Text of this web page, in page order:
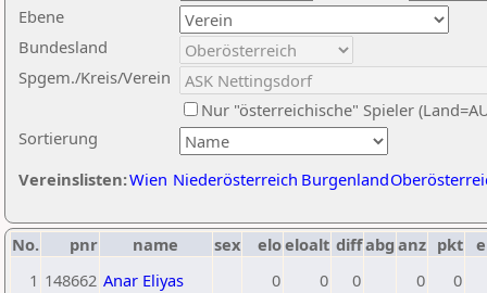
Ebene
Sortierung
Bundesland
Spgem./Kreis/Verein
Nur "österreichische" Spieler
Vereinslisten:Wien Niederösterreich Burgenland
No. pnr name sex eloeloalt diffabg anz pkt
1 148662 Anar Eliyas 0 0 0 0 0